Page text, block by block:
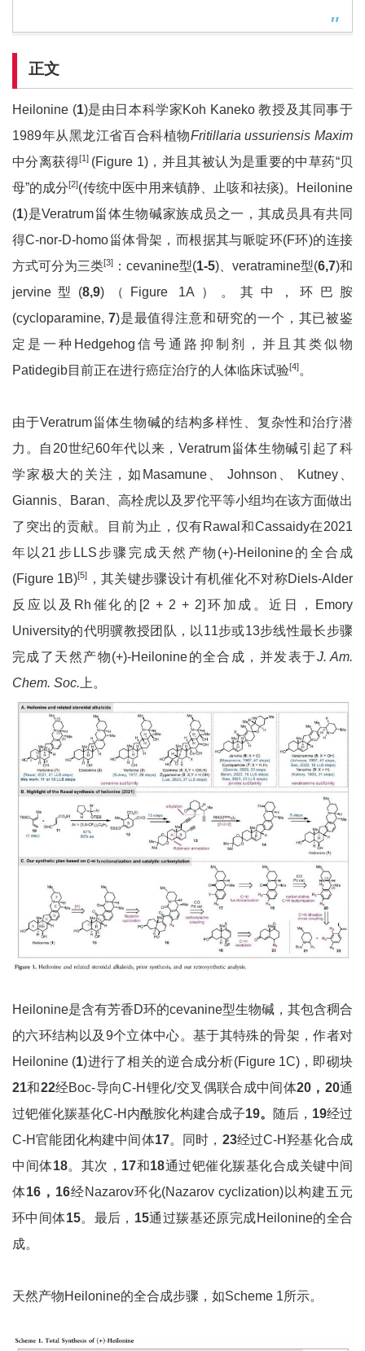
正文
Heilonine (1)是由日本科学家Koh Kaneko 教授及其同事于
1989年从黑龙江省百合科植物Fritillaria ussuriensis Maxim
中分离获得[1] (Figure 1)，并且其被认为是重要的中草药“贝
母”的成分[2](传统中医中用来镇静、止咳和祛痰)。Heilonine
(1)是Veratrum甾体生物碱家族成员之一，其成员具有共同
得C-nor-D-homo甾体骨架，而根据其与哌啶环(F环)的连接
方式可分为三类[3] ：cevanine型(1-5)、veratramine型(6,7)和
jervine型(8,9)（Figure 1A）。其中，环巴胺
(cycloparamine, 7)是最值得注意和研究的一个，其已被鉴
定是一种Hedgehog信号通路抑制剂，并且其类似物
Patidegib目前正在进行癌症治疗的人体临床试验[4] 。
由于Veratrum甾体生物碱的结构多样性、复杂性和治疗潜
力。自20世纪60年代以来，Veratrum甾体生物碱引起了科
学家极大的关注，如Masamune、 Johnson、 Kutney、
Giannis、Baran、高栓虎以及罗佗平等小组均在该方面做出
了突出的贡献。目前为止，仅有Rawal和Cassaidy在2021
年以21步LLS步骤完成天然产物(+)-Heilonine的全合成
(Figure 1B)[5]
，其关键步骤设计有机催化不对称Diels-Alder
反应以及Rh催化的[2 + 2 + 2]环加成。近日，Emory
University的代明骥教授团队，以11步或13步线性最长步骤
完成了天然产物(+)-Heilonine的全合成，并发表于J. Am.
Chem. Soc. 上。
Heilonine是含有芳香D环的cevanine型生物碱，其包含稠合
的六环结构以及9个立体中心。基于其特殊的骨架，作者对
Heilonine (1)进行了相关的逆合成分析(Figure 1C)，即砌块
21和22经Boc-导向C-H锂化/交叉偶联合成中间体20， 20通
过钯催化羰基化C-H内酰胺化构建合成子19。 随后， 19经过
C-H官能团化构建中间体17。同时， 23经过C-H羟基化合成
中间体18。其次， 17和18通过钯催化羰基化合成关键中间
体16， 16经Nazarov环化(Nazarov cyclization)以构建五元
环中间体15。最后， 15通过羰基还原完成Heilonine的全合
成。
天然产物Heilonine的全合成步骤，如Scheme 1所示。